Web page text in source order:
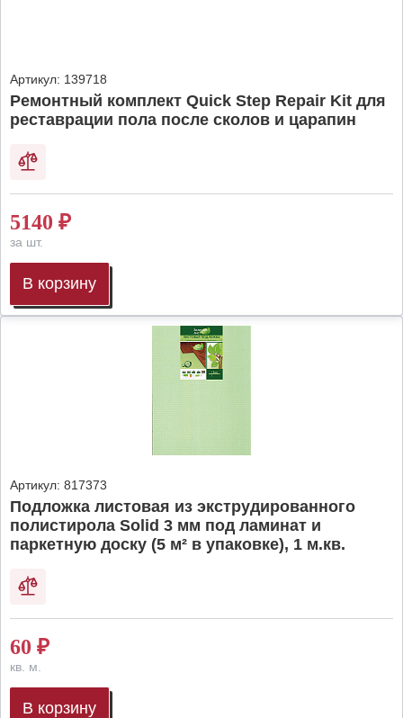
Артикул: 139718
Ремонтный комплект Quick Step Repair Kit для
реставрации пола после сколов и царапин
5140 ₽
за шт.
В корзину
Артикул: 817373
Подложка листовая из экструдированного
полистирола Solid 3 мм под ламинат и
паркетную доску (5 м² в упаковке), 1 м.кв.
60 ₽
кв. м.
В корзину